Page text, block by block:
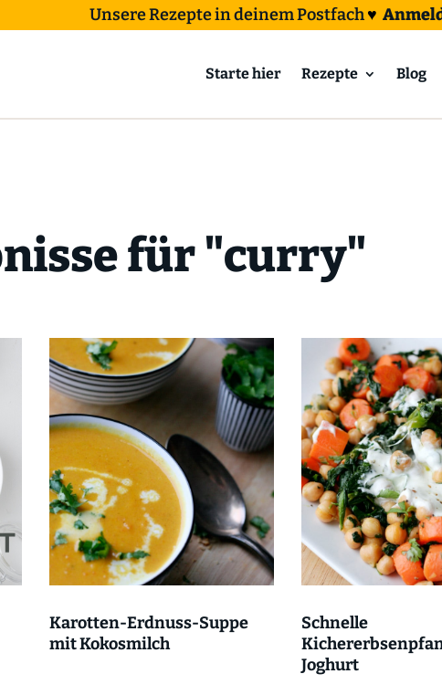
Unsere Rezepte in deinem Postfach♥
Starte hier Rezepte Blog
für "curry"
Karotten-Erdnuss-Suppe
mit Kokosmilch
Schnelle
Joghurt